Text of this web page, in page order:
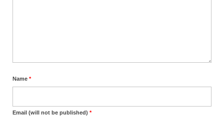
Name *
Email (will not be published) *